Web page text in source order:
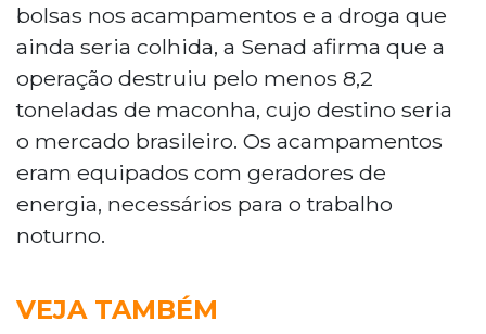
bolsas nos acampamentos e a droga que
ainda seria colhida, a Senad afirma que a
operação destruiu pelo menos 8,2
toneladas de maconha, cujo destino seria
o mercado brasileiro. Os acampamentos
eram equipados com geradores de
energia, necessários para o trabalho
noturno.
VEJA TAMBÉM